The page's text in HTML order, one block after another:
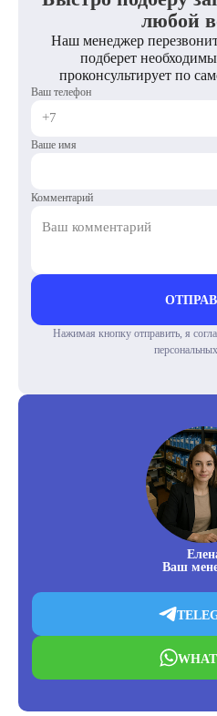
любой
Наш менеджер
подберет
проконсультирует по
Ваш телефон
Ваше имя
Комментарий
Нажимая кнопку отправить, я
Ваш